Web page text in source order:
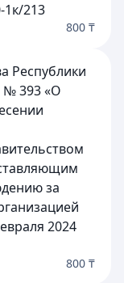
1к/213
800 ₸
Республики
№ 393 «О
за
2024
800 ₸